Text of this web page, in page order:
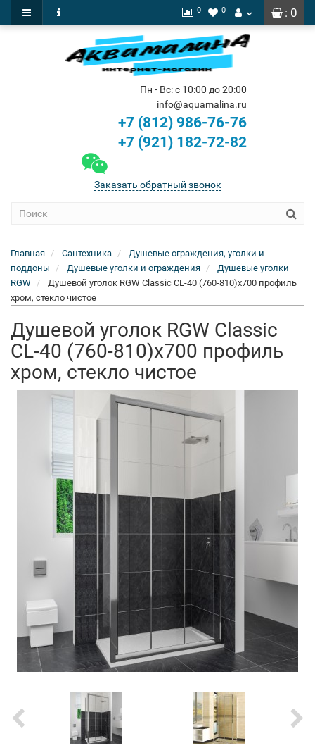
: 0
0 0
Пн - Вс: с 10:00 до 20:00
info@aquamalina.ru
+7 (812) 986-76-76
+7 (921) 182-72-82
Заказать обратный звонок
Главная Сантехника
Душевые ограждения, уголки и
поддоны
Душевые уголки и ограждения
Душевые уголки
RGW
Душевой уголок RGW Classic CL-40 (760-810)х700 профиль
хром, стекло чистое
Душевой уголок RGW Classic
CL-40 (760-810)х700 профиль
хром, стекло чистое